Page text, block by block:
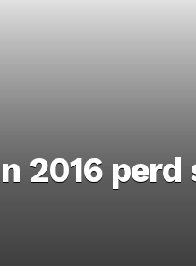
2016 perd